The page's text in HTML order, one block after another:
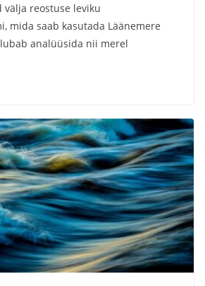
reostuse leviku
mida saab kasutada Läänemere
analüüsida nii merel